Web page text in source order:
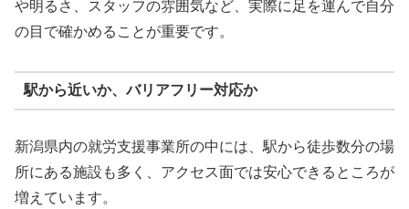
や明るさ、スタッフの雰囲気など、実際に足を運んで自分
の目で確かめることが重要です。
駅から近いか、バリアフリー対応か
新潟県内の就労支援事業所の中には、駅から徒歩数分の場
所にある施設も多く、アクセス面では安心できるところが
増えています。